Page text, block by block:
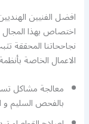
افضل الفنيين
اختصاص بهذا المجال
نجاححاتنا المحققة
الاعمال الخاصة
معالجة مشاكل
بالفحص السليم و